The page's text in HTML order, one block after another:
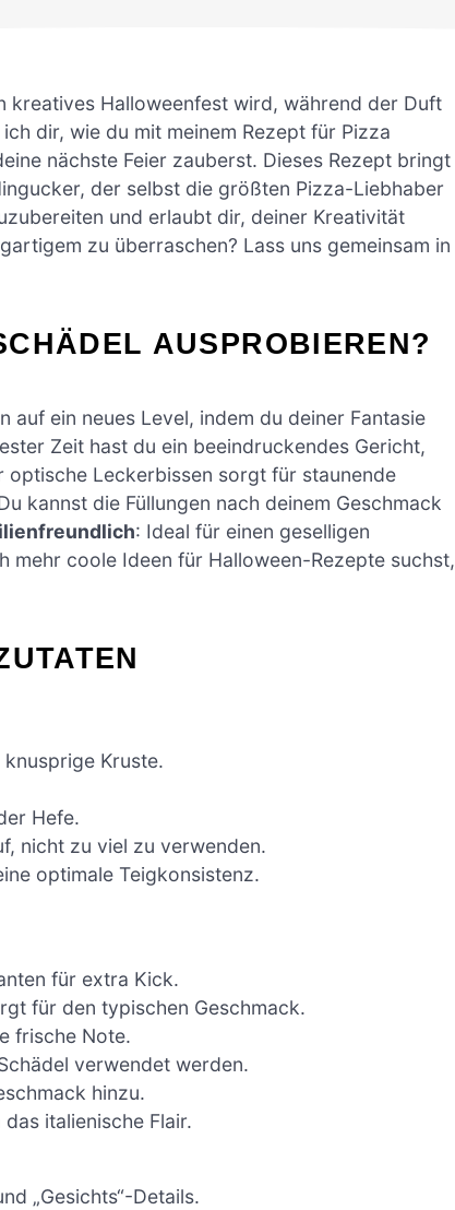
kreatives Halloweenfest wird, während der Duft
dir, wie du mit meinem Rezept für Pizza
nächste Feier zauberst. Dieses Rezept bringt
der selbst die größten Pizza-Liebhaber
und erlaubt dir, deiner Kreativität
zu überraschen? Lass uns gemeinsam in
AUSPROBIEREN?
auf ein neues Level, indem du deiner Fantasie
Zeit hast du ein beeindruckendes Gericht,
optische Leckerbissen sorgt für staunende
kannst die Füllungen nach deinem Geschmack
: Ideal für einen geselligen
mehr coole Ideen für Halloween-Rezepte suchst,
Kruste.
Hefe.
nicht zu viel zu verwenden.
optimale Teigkonsistenz.
für extra Kick.
für den typischen Geschmack.
frische Note.
verwendet werden.
hinzu.
italienische Flair.
„Gesichts“-Details.